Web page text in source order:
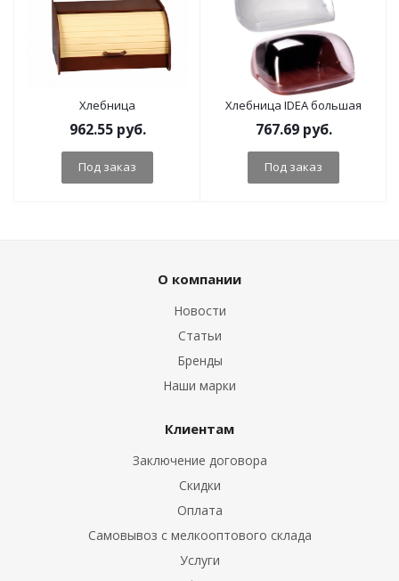
Хлебница
962.55руб.
Под заказ
Хлебница IDEA большая
767.69руб.
Под заказ
О компании
Новости
Статьи
Бренды
Наши марки
Клиентам
Заключение договора
Скидки
Оплата
Самовывоз с мелкооптового склада
Услуги